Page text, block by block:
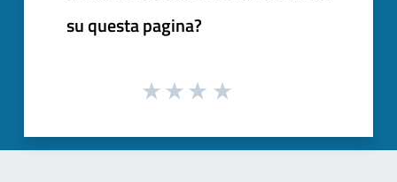
su questa pagina?